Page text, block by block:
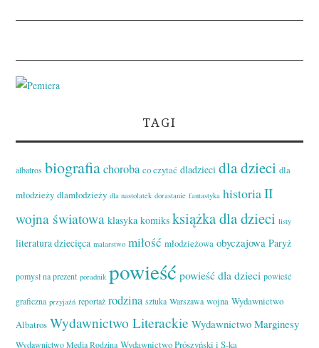
TAGI
albatros biografia choroba co czytać dladzieci dla dzieci dla
młodzieży dlamłodzieży dla nastolatek dorastanie fantastyka historiaII
wojna światowa klasyka komiks książka dla dzieci listy
literatura dziecięca malarstwo miłość młodzieżowa obyczajowa Paryż
pomysł na prezent poradnik powieść powieść dla dzieci powieść
graficzna przyjaźń reportaż rodzina sztuka Warszawa wojna Wydawnictwo
Albatros Wydawnictwo Literackie Wydawnictwo Marginesy
Wydawnictwo Media Rodzina Wydawnictwo Prószyński i S-ka